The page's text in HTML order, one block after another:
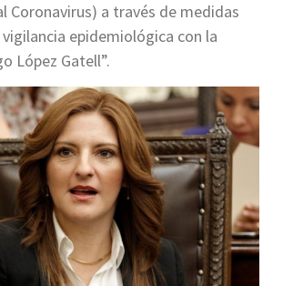
Coronavirus) a través de medidas
epidemiológica con la
López Gatell”.